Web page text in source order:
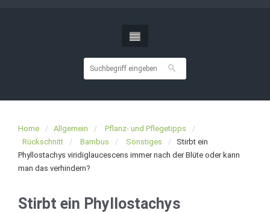
Home Allgemein
Pflanz- und Pflegetipps
Rückschnitt
Bambus Sonstiges
Stirbt ein
Phyllostachys viridiglaucescens immer nach der Blüte oder kann
man das verhindern?
Stirbt ein Phyllostachys